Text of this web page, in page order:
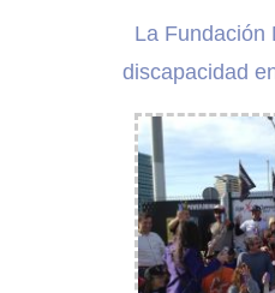
La Fundación
discapacidad